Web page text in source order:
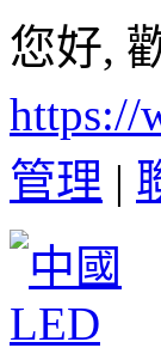
您好,
https://
管理 |